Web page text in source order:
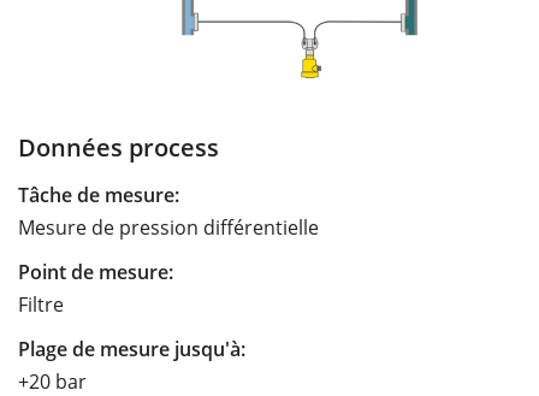
Données process
Tâche de mesure:
Mesure de pression différentielle
Point de mesure:
Filtre
Plage de mesure jusqu'à:
+20 bar